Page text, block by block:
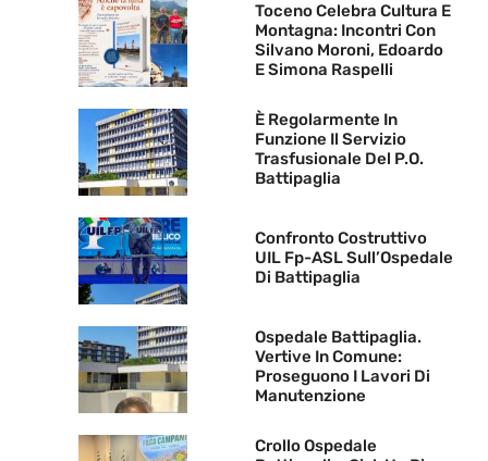
Toceno Celebra Cultura E
Montagna: Incontri Con
Silvano Moroni, Edoardo
E Simona Raspelli
È Regolarmente In
Funzione Il Servizio
Trasfusionale Del P.O.
Battipaglia
Confronto Costruttivo
UIL Fp-ASL Sull’Ospedale
Di Battipaglia
Ospedale Battipaglia.
Vertive In Comune:
Proseguono I Lavori Di
Manutenzione
Crollo Ospedale